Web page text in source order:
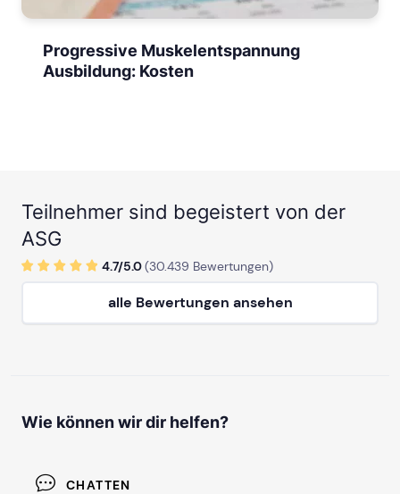
Progressive Muskelentspannung
Ausbildung: Kosten
Teilnehmer sind begeistert von der
ASG
4.7/5.0(30.439 Bewertungen)
alle Bewertungen ansehen
Wie können wir dir helfen?
CHATTEN